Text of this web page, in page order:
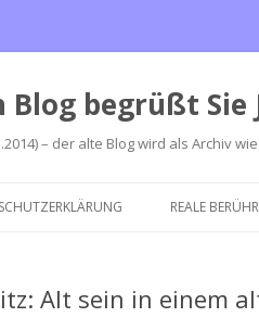
Blog begrüßt Sie
– der alte Blog wird als Archiv
REALE
Alt sein in einem